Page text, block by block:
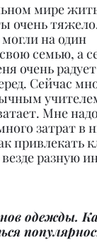
мире
очень
на один
семью, а
очень
Сейчас
Мне
затрат в
разную
одежды.